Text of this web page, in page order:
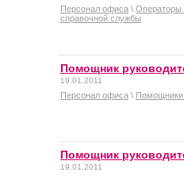
Персонал офиса \ Операторы
справочной службы
Помощник
19.01.2011
Персонал офиса \ Помощники
Помощник
19.01.2011